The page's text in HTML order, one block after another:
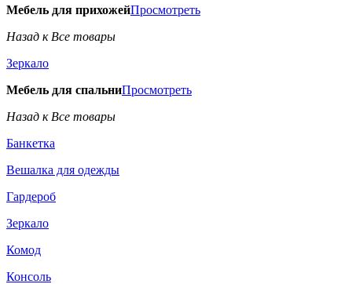
Мебель для прихожейПросмотреть
Назад к Все товары
Зеркало
Мебель для спальниПросмотреть
Назад к Все товары
Банкетка
Вешалка для одежды
Гардероб
Зеркало
Комод
Консоль